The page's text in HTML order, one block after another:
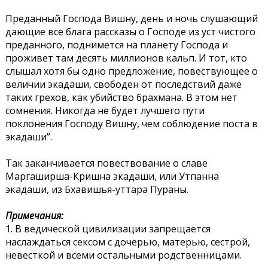
Преданный Господа Вишну, день и ночь слушающий
дающие все блага рассказы о Господе из уст чистого
преданного, поднимется на планету Господа и
проживет там десять миллионов кальп. И тот, кто
слышал хотя бы одно предложение, повествующее о
величии экадаши, свободен от последствий даже
таких грехов, как убийство брахмана. В этом нет
сомнения. Никогда не будет лучшего пути
поклонения Господу Вишну, чем соблюдение поста в
экадаши”.
Так заканчивается повествование о славе
Маргаширша-Кришна экадаши, или Утпанна
экадаши, из Бхавишья-уттара Пураны.
Примечания:
1. В ведической цивилизации запрещается
наслаждаться сексом с дочерью, матерью, сестрой,
невесткой и всеми остальными родственницами.